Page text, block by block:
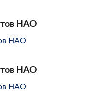
НАО
НАО